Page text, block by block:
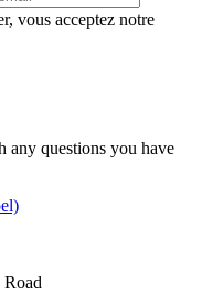
vous acceptez notre
any questions you have